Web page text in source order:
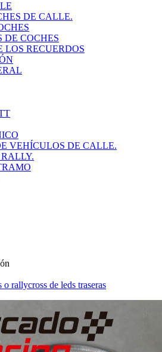
DE CALLE.
DE COCHES
LOS RECUERDOS
VEHÍCULOS DE CALLE.
rallycross de leds traseras